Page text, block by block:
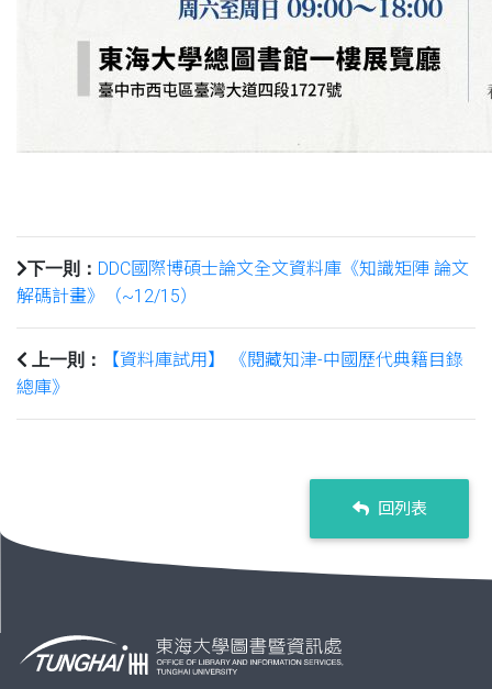
下一則： DDC國際博碩士論文全文資料庫《知識矩陣 論文
解碼計畫》（~12/15）
上一則：
【資料庫試用】 《閱藏知津-中國歷代典籍目錄
總庫》
回列表